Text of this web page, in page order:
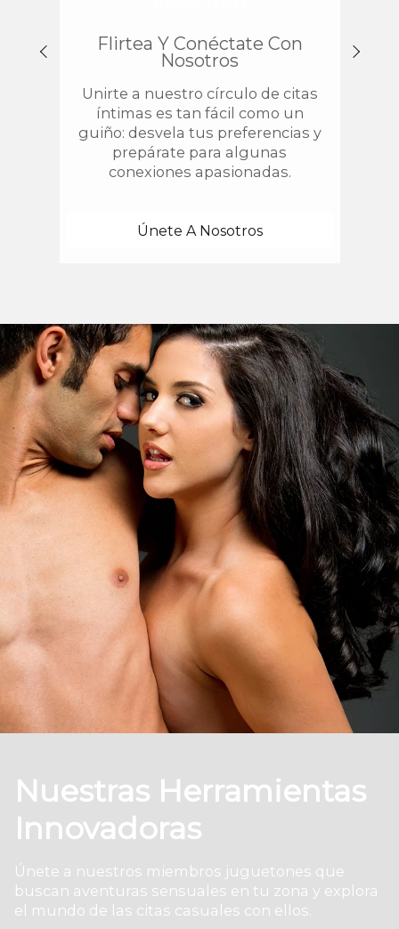
Flirtea Y Conéctate Con
Nosotros
Unirte a nuestro círculo de citas
íntimas es tan fácil como un
guiño: desvela tus preferencias y
prepárate para algunas
conexiones apasionadas.
Únete A Nosotros
Nuestras Herramientas
Innovadoras
Únete a nuestros miembros juguetones que
buscan aventuras sensuales en tu zona y explora
el mundo de las citas casuales con ellos.